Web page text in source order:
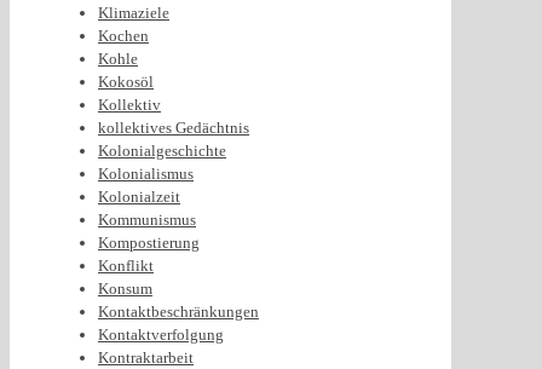
Klimaziele
Kochen
Kohle
Kokosöl
Kollektiv
kollektives Gedächtnis
Kolonialgeschichte
Kolonialismus
Kolonialzeit
Kommunismus
Kompostierung
Konflikt
Konsum
Kontaktbeschränkungen
Kontaktverfolgung
Kontraktarbeit